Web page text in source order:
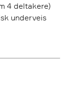
4 deltakere)
underveis